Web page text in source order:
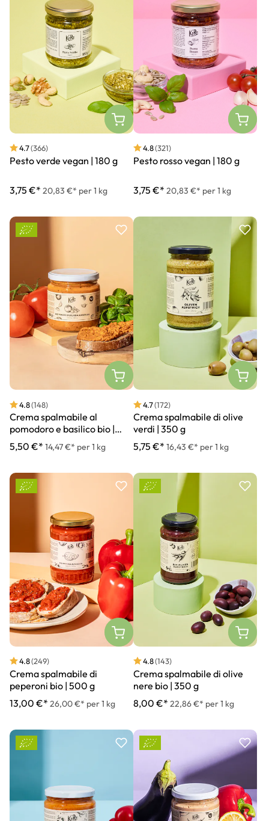
4.7(366)
Pesto verde vegan | 180 g
3,75 €* 20,83 €* per 1 kg
4.8(321)
Pesto rosso vegan | 180 g
3,75 €* 20,83 €* per 1 kg
4.8(148)
Crema spalmabile al
pomodoro e basilico bio |
380 g
5,50 €* 14,47 €* per 1 kg
4.7(172)
Crema spalmabile di olive
verdi | 350 g
5,75 €* 16,43 €* per 1 kg
4.8(249)
Crema spalmabile di
peperoni bio | 500 g
13,00 €* 26,00 €* per 1 kg
4.8(143)
Crema spalmabile di olive
nere bio | 350 g
8,00 €* 22,86 €* per 1 kg